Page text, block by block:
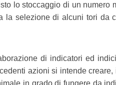
lo stoccaggio di un numero
la selezione di alcuni tori da
di indicatori ed
azioni si intende
in grado di fungere da